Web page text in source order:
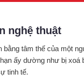
nghệ thuật
tâm thế của một
ấy dường như bị xoá
tinh tế.